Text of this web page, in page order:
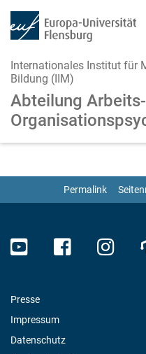
Internationales Institut für
Bildung (IIM)
Abteilung
Permalink
Presse
Impressum
Datenschutz